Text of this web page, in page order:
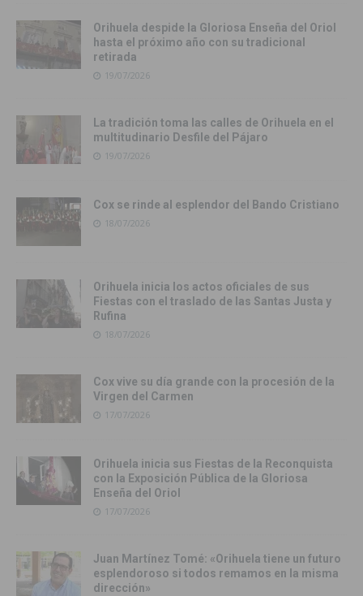
Orihuela despide la Gloriosa Enseña del Oriol
hasta el próximo año con su tradicional
retirada
19/07/2026
La tradición toma las calles de Orihuela en el
multitudinario Desfile del Pájaro
19/07/2026
Cox se rinde al esplendor del Bando Cristiano
18/07/2026
Orihuela inicia los actos oficiales de sus
Fiestas con el traslado de las Santas Justa y
Rufina
18/07/2026
Cox vive su día grande con la procesión de la
Virgen del Carmen
17/07/2026
Orihuela inicia sus Fiestas de la Reconquista
con la Exposición Pública de la Gloriosa
Enseña del Oriol
17/07/2026
Juan Martínez Tomé: «Orihuela tiene un futuro
esplendoroso si todos remamos en la misma
dirección»